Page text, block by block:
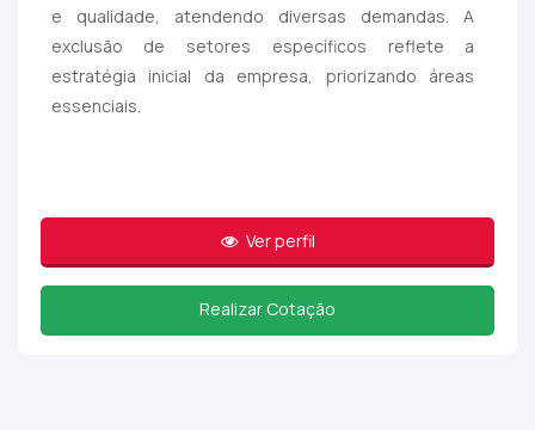
e qualidade, atendendo diversas demandas. A
exclusão de setores específicos reflete a
estratégia inicial da empresa, priorizando áreas
essenciais.
Ver perfil
Realizar Cotação